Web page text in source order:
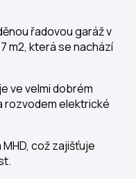
řadovou garáž v
m2, která se nachází
ve velmi dobrém
rozvodem elektrické
což zajišťuje